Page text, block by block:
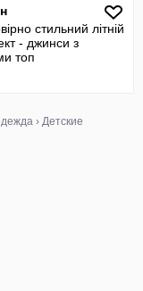
стильний літній
- джинси з
топ
› Детские